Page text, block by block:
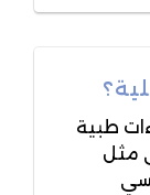
طبية
مثل